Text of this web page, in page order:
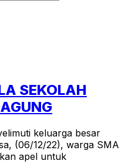
SEKOLAH
keluarga besar
(06/12/22), warga SMA
apel untuk